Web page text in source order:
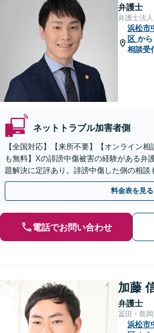
弁護士
弁護士法
浜松市
区 から
相談受
ネットトラブル加害者側
【全国対応】【来所不要】【オンライン
も無料】Xの誹謗中傷被害の経験がある弁
題解決に定評あり。誹謗中傷した側の相談
人の特定ができる場合もあり。
料金表を見る
電話でお問い合わせ
加藤
弁護士
冨田・島
浜松市